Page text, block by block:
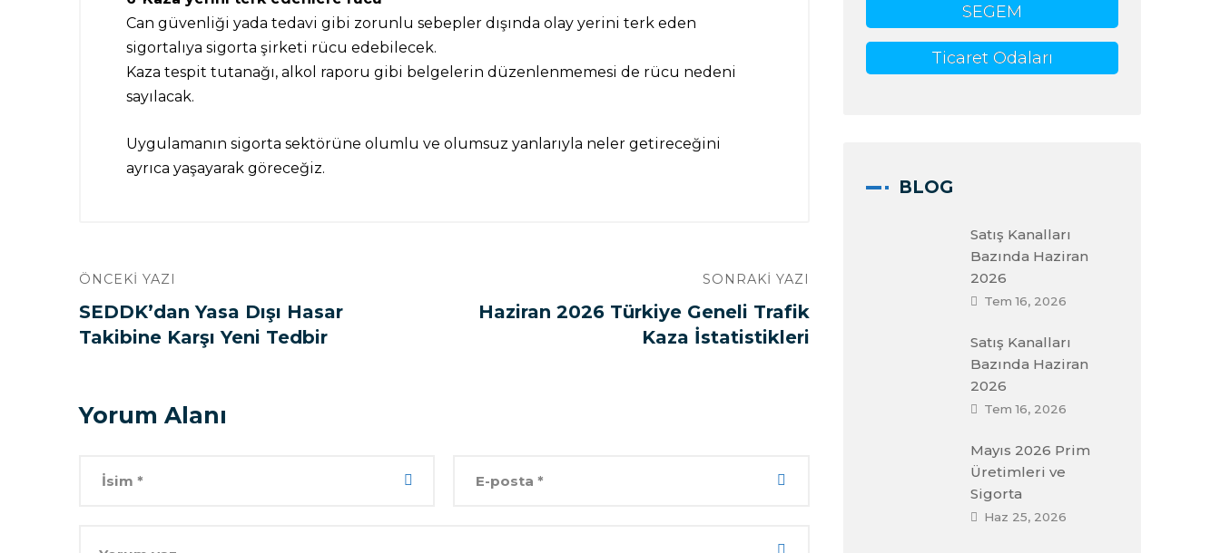
Can güvenliği yada tedavi gibi zorunlu sebepler dışında olay yerini terk eden
sigortalıya sigorta şirketi rücu edebilecek.
Kaza tespit tutanağı, alkol raporu gibi belgelerin düzenlenmemesi de rücu nedeni
sayılacak.
Uygulamanın sigorta sektörüne olumlu ve olumsuz yanlarıyla neler getireceğini
ayrıca yaşayarak göreceğiz.
ÖNCEKI YAZI
SEDDK’dan Yasa Dışı Hasar
Takibine Karşı Yeni Tedbir
SONRAKI YAZI
Haziran 2026 Türkiye Geneli Trafik
Kaza İstatistikleri
Yorum Alanı
SEGEM
Ticaret Odaları
BLOG
Satış Kanalları
Bazında Haziran
2026
Tem 16, 2026
Satış Kanalları
Bazında Haziran
2026
Tem 16, 2026
Mayıs 2026 Prim
Üretimleri ve
Sigorta
Haz 25, 2026